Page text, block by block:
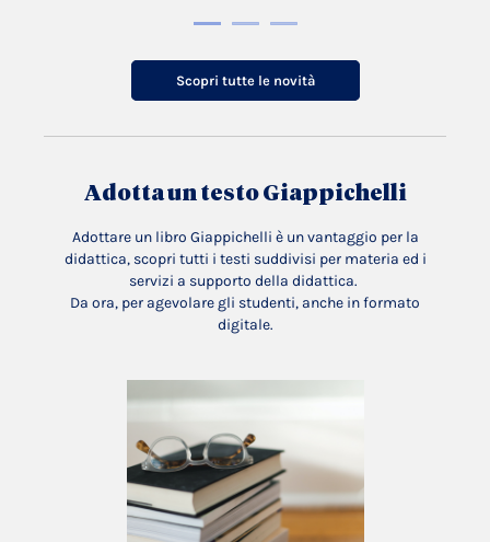
Scopri tutte le novità
Adotta un testo Giappichelli
Adottare un libro Giappichelli è un vantaggio per la
didattica, scopri tutti i testi suddivisi per materia ed i
servizi a supporto della didattica.
Da ora, per agevolare gli studenti, anche in formato
digitale.